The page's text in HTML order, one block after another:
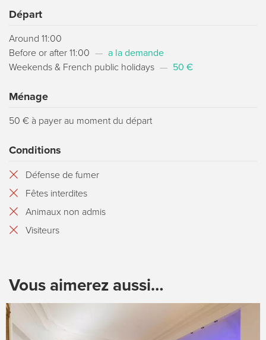
Départ
Around 11:00
Before or after 11:00 — a la demande
Weekends & French public holidays — 50 €
Ménage
50 € à payer au moment du départ
Conditions
Défense de fumer
Fêtes interdites
Animaux non admis
Visiteurs
Vous aimerez aussi…